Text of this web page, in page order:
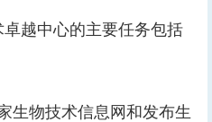
卓越中心的主要任务包括
生物技术信息网和发布生